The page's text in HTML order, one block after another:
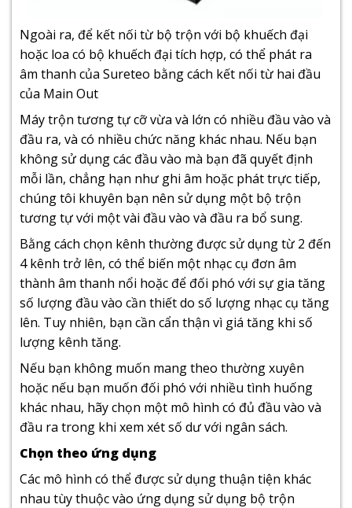
Ngoài ra, để kết nối từ bộ trộn với bộ khuếch đại
hoặc loa có bộ khuếch đại tích hợp, có thể phát ra
âm thanh của Sureteo bằng cách kết nối từ hai đầu
của Main Out
Máy trộn tương tự cỡ vừa và lớn có nhiều đầu vào và
đầu ra, và có nhiều chức năng khác nhau. Nếu bạn
không sử dụng các đầu vào mà bạn đã quyết định
mỗi lần, chẳng hạn như ghi âm hoặc phát trực tiếp,
chúng tôi khuyên bạn nên sử dụng một bộ trộn
tương tự với một vài đầu vào và đầu ra bổ sung.
Bằng cách chọn kênh thường được sử dụng từ 2 đến
4 kênh trở lên, có thể biến một nhạc cụ đơn âm
thành âm thanh nổi hoặc để đối phó với sự gia tăng
số lượng đầu vào cần thiết do số lượng nhạc cụ tăng
lên. Tuy nhiên, bạn cần cẩn thận vì giá tăng khi số
lượng kênh tăng.
Nếu bạn không muốn mang theo thường xuyên
hoặc nếu bạn muốn đối phó với nhiều tình huống
khác nhau, hãy chọn một mô hình có đủ đầu vào và
đầu ra trong khi xem xét số dư với ngân sách.
Chọn theo ứng dụng
Các mô hình có thể được sử dụng thuận tiện khác
nhau tùy thuộc vào ứng dụng sử dụng bộ trộn